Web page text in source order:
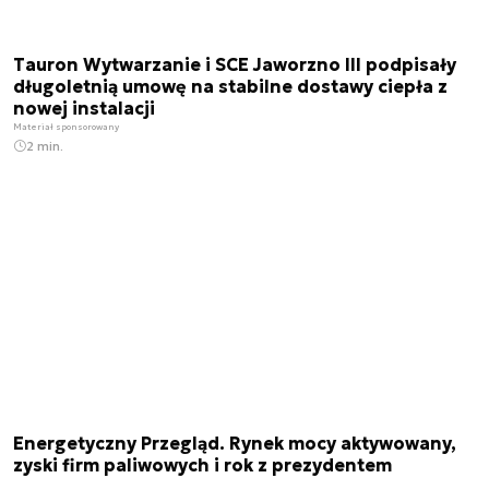
Tauron Wytwarzanie i SCE Jaworzno III podpisały
długoletnią umowę na stabilne dostawy ciepła z
nowej instalacji
Materiał sponsorowany
2 min.
Energetyczny Przegląd. Rynek mocy aktywowany,
zyski firm paliwowych i rok z prezydentem